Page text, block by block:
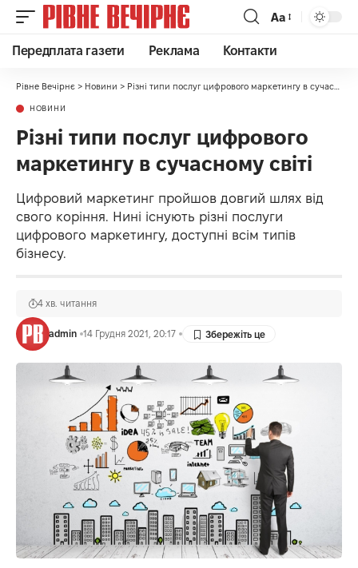
Аа
Передплата газети Реклама Контакти
Рівне Вечірнє > Новини > Різні типи послуг цифрового маркетингу в сучасному світі
НОВИНИ
Різні типи послуг цифрового
маркетингу в сучасному світі
Цифровий маркетинг пройшов довгий шлях від
свого коріння. Нині існують різні послуги
цифрового маркетингу, доступні всім типів
бізнесу.
admin 14 Грудня 2021, 20:17
4 хв. читання